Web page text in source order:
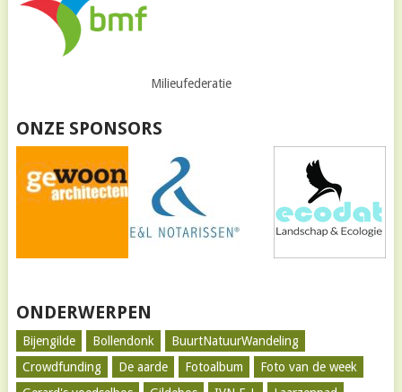
Milieufederatie
ONZE SPONSORS
ONDERWERPEN
Bijengilde Bollendonk
BuurtNatuurWandeling
Crowdfunding
De aarde Fotoalbum
Foto van de week